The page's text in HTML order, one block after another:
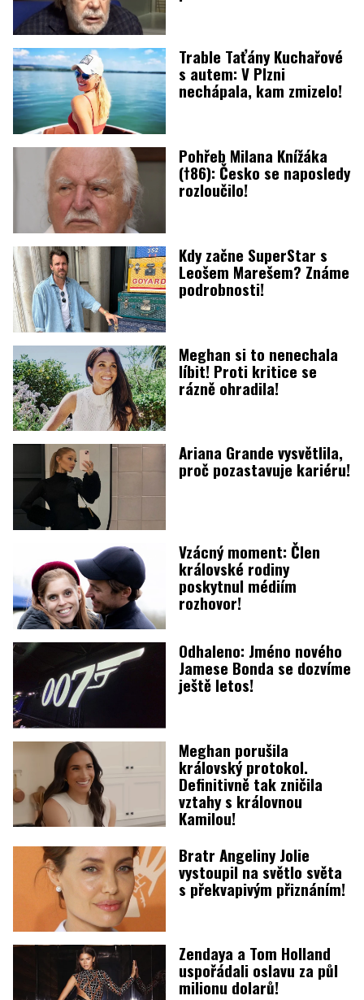
Trable Taťány Kuchařové
s autem: V Plzni
nechápala, kam zmizelo!
Pohřeb Milana Knížáka
(†86): Česko se naposledy
rozloučilo!
Kdy začne SuperStar s
Leošem Marešem? Známe
podrobnosti!
Meghan si to nenechala
líbit! Proti kritice se
rázně ohradila!
Ariana Grande vysvětlila,
proč pozastavuje kariéru!
Vzácný moment: Člen
královské rodiny
poskytnul médiím
rozhovor!
Odhaleno: Jméno nového
Jamese Bonda se dozvíme
ještě letos!
Meghan porušila
královský protokol.
Definitivně tak zničila
vztahy s královnou
Kamilou!
Bratr Angeliny Jolie
vystoupil na světlo světa
s překvapivým přiznáním!
Zendaya a Tom Holland
uspořádali oslavu za půl
milionu dolarů!